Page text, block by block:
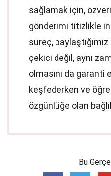
sağlamak için,
gönderimi titizlikle
süreç,
çekici değil, aynı
olmasını da garanti
keşfederken ve
özgünlüğe olan
Bu